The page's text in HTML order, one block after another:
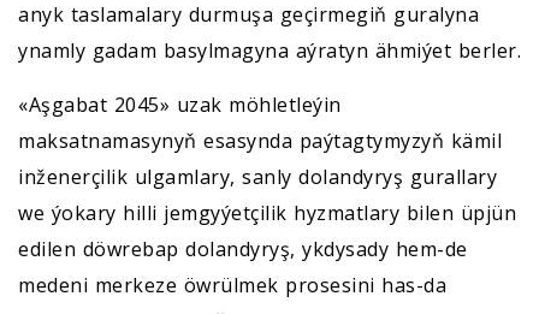
anyk taslamalary durmuşa geçirmegiň guralyna
ynamly gadam basylmagyna aýratyn ähmiýet berler.
«Aşgabat 2045» uzak möhletleýin
maksatnamasynyň esasynda paýtagtymyzyň kämil
inženerçilik ulgamlary, sanly dolandyryş gurallary
we ýokary hilli jemgyýetçilik hyzmatlary bilen üpjün
edilen döwrebap dolandyryş, ykdysady hem-de
medeni merkeze öwrülmek prosesini has-da